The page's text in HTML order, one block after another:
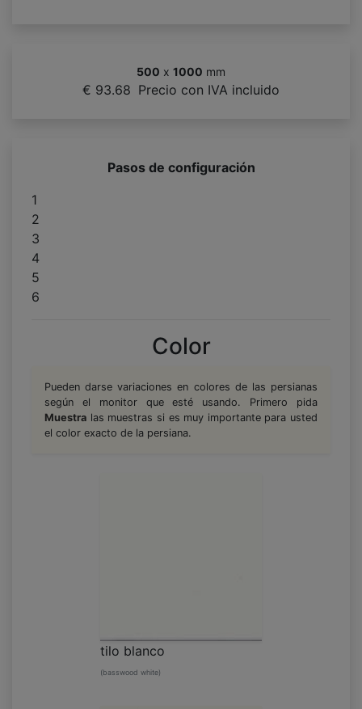
500 x 1000 mm
€ 93.68 Precio con IVA incluido
Pasos de configuración
1
2
3
4
5
6
Color
Pueden darse variaciones en colores de las persianas
según el monitor que esté usando. Primero pida
Muestra las muestras si es muy importante para usted
el color exacto de la persiana.
tilo blanco
(basswood white)